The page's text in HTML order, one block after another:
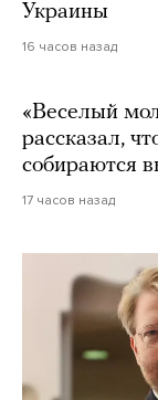
Украины
16 часов назад
«Веселый
рассказал,
собираются
17 часов назад